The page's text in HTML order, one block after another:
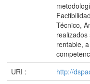
Técnico,
rentable,
URI :
http://